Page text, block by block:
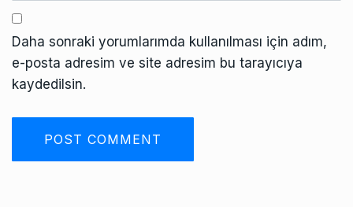
Daha sonraki yorumlarımda kullanılması için adım,
e-posta adresim ve site adresim bu tarayıcıya
kaydedilsin.